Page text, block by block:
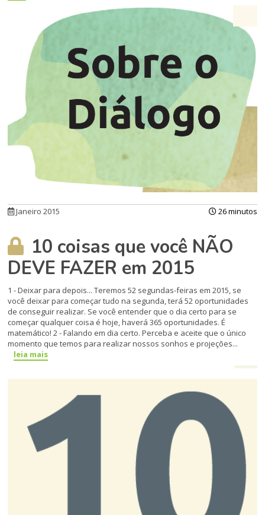
Janeiro 2015 26 minutos
10 coisas que você NÃO
DEVE FAZER em 2015
1 - Deixar para depois... Teremos 52 segun­das-feiras em 2015, se
você deixar para começar tudo na segunda, terá 52 opor­tunidades
de conseguir realizar. Se você entender que o dia certo para se
começar qualquer coisa é hoje, haverá 365 oportunidades. É
matemático! 2 - Falando em dia certo. Perceba e acei­te que o único
momento que temos para realizar nossos sonhos e projeções...
leia mais